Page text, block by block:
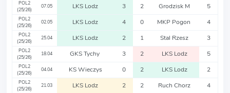
POL2
(25/26)
07.05 LKS Lodz 3 2 Grodzisk M 5
POL2
(25/26)
02.05 LKS Lodz 4 0 MKP Pogon 4
POL2
(25/26)
25.04 LKS Lodz 2 1 Stal Rzesz 3
POL2
(25/26)
18.04 GKS Tychy 3 2 LKS Lodz 5
POL2
(25/26)
04.04 KS Wieczys 0 2 LKS Lodz 2
POL2
(25/26)
21.03 LKS Lodz 2 2 Ruch Chorz 4